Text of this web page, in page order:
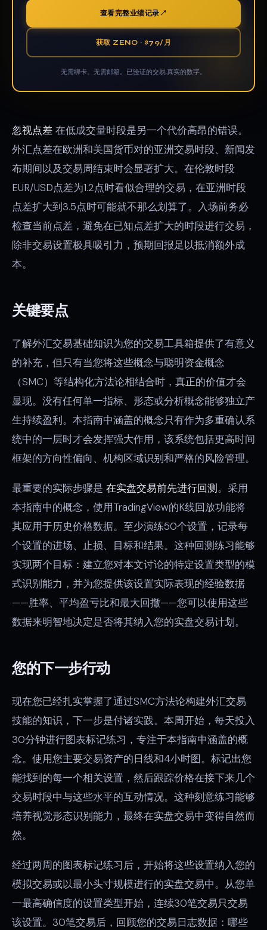
查看完整业绩记录
获取 ZENO · $79/月
无需绑卡。无需邮箱。已验证的交易,真实的数字。
忽视点差 在低成交量时段是另一个代价高昂的错误。
外汇点差在欧洲和美国货币对的亚洲交易时段、新闻发
布期间以及交易周结束时会显著扩大。在伦敦时段
EUR/USD点差为1.2点时看似合理的交易，在亚洲时段
点差扩大到3.5点时可能就不那么划算了。入场前务必
检查当前点差，避免在已知点差扩大的时段进行交易，
除非交易设置极具吸引力，预期回报足以抵消额外成
本。
关键要点
了解外汇交易基础知识为您的交易工具箱提供了有意义
的补充，但只有当您将这些概念与聪明资金概念
（SMC）等结构化方法论相结合时，真正的价值才会
显现。没有任何单一指标、形态或分析概念能够独立产
生持续盈利。本指南中涵盖的概念只有作为多重确认系
统中的一层时才会发挥强大作用，该系统包括更高时间
框架的方向性偏向、机构区域识别和严格的风险管理。
最重要的实际步骤是 在实盘交易前先进行回测。采用
本指南中的概念，使用TradingView的K线回放功能将
其应用于历史价格数据。至少演练50个设置，记录每
个设置的进场、止损、目标和结果。这种回测练习能够
实现两个目标：建立您对本文讨论的特定设置类型的模
式识别能力，并为您提供该设置实际表现的经验数据
——胜率、平均盈亏比和最大回撤——您可以使用这些
数据来明智地决定是否将其纳入您的实盘交易计划。
您的下一步行动
现在您已经扎实掌握了通过SMC方法论构建外汇交易
技能的知识，下一步是付诸实践。本周开始，每天投入
30分钟进行图表标记练习，专注于本指南中涵盖的概
念。使用您主要交易资产的日线和4小时图。标记出您
能找到的每一个相关设置，然后跟踪价格在接下来几个
交易时段中与这些水平的互动情况。这种刻意练习能够
培养视觉形态识别能力，最终在实盘交易中变得自然而
然。
经过两周的图表标记练习后，开始将这些设置纳入您的
模拟交易或以最小头寸规模进行的实盘交易中。从您单
一最高确信度的设置类型开始，连续30笔交易只交易
该设置。30笔交易后，回顾您的交易日志数据：哪些